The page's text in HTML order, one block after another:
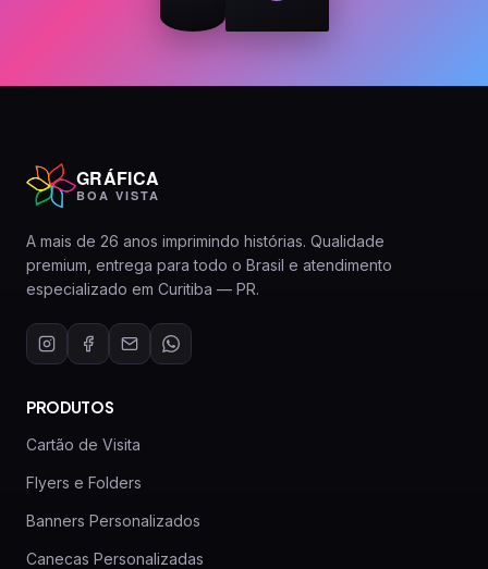
GRÁFICA
BOA VISTA
A mais de 26 anos imprimindo histórias. Qualidade
premium, entrega para todo o Brasil e atendimento
especializado em Curitiba — PR.
PRODUTOS
Cartão de Visita
Flyers e Folders
Banners Personalizados
Canecas Personalizadas